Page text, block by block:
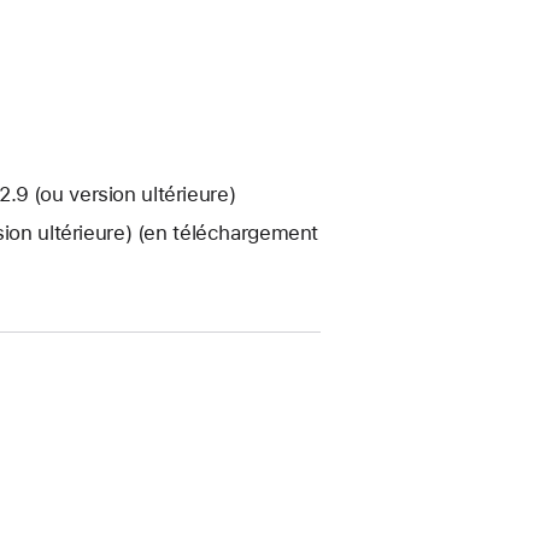
(ou version ultérieure)
ultérieure) (en téléchargement